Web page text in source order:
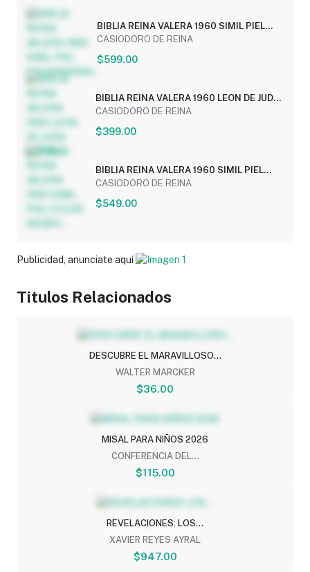
BIBLIA REINA VALERA 1960 SIMIL PIEL
AGUAMARINA...
CASIODORO DE REINA
$599.00
BIBLIA REINA VALERA 1960 LEON DE JUDA
(LETRA...
CASIODORO DE REINA
$399.00
BIBLIA REINA VALERA 1960 SIMIL PIEL
COLOR NEGRO...
CASIODORO DE REINA
$549.00
Publicidad, anunciate aquí
Titulos Relacionados
DESCUBRE EL MARAVILLOSO...
WALTER MARCKER
$36.00
MISAL PARA NIÑOS 2026
CONFERENCIA DEL...
$115.00
REVELACIONES: LOS...
XAVIER REYES AYRAL
$947.00